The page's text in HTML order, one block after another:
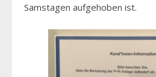
Samstagen aufgehoben ist.